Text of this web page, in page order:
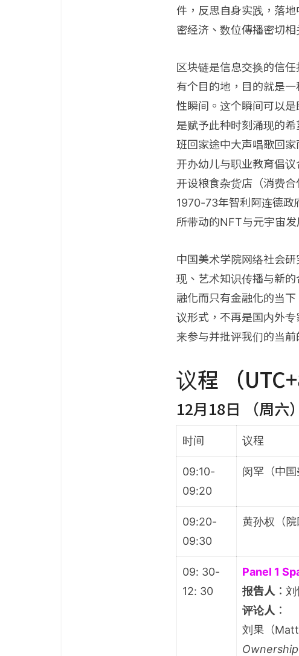
件，反思自身实践，落
密经济、数位傳播密切
区块链是信息交换的信
有个目的地，目的就是
性瞬间。这个瞬间可以
是赋予此种时刻涌现的
班回家途中大声唱歌回
开办幼儿与职业教育倡
开设粮食杂货店（消费
1970-73年智利阿连德政
所带动的NFT与元宇宙
中国美术学院网络社会
现、艺术知识传播与新
融化而只有金融化的当
议形式，不再是国内外
来参与并批评我们的当
议程 （
12月18日 （周六）
时间 议程
09:10-
09:20
闵罕（中
09:20-
09:30
黄孙权（
09: 30-
12: 30
Panel 1
报告人 ：
评论人 ：
刘果（
Ownership